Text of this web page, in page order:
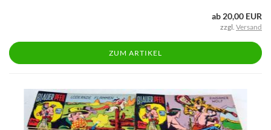
ab 20,00 EUR
zzgl. Versand
ZUM ARTIKEL